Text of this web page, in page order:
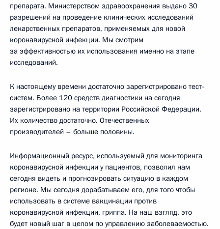
препарата. Министерством здравоохранения выдано 30
разрешений на проведение клинических исследований
лекарственных препаратов, применяемых для новой
коронавирусной инфекции. Мы смотрим
за эффективностью их использования именно на этапе
исследований.
К настоящему времени достаточно зарегистрировано тест-
систем. Более 120 средств диагностики на сегодня
зарегистрировано на территории Российской Федерации.
Их количество достаточно. Отечественных
производителей – больше половины.
Информационный ресурс, используемый для мониторинга
коронавирусной инфекции у пациентов, позволил нам
сегодня видеть и прогнозировать ситуацию в каждом
регионе. Мы сегодня дорабатываем его, для того чтобы
использовать в системе вакцинации против
коронавирусной инфекции, гриппа. На наш взгляд, это
будет новый шаг в целом по управлению заболеваемостью.